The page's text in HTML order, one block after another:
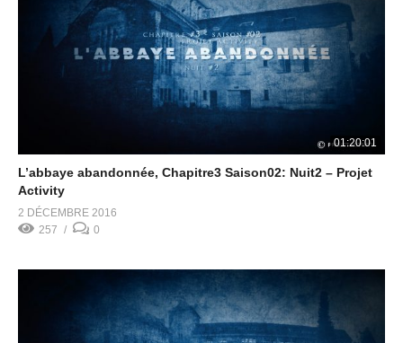
01:20:01
L’abbaye abandonnée, Chapitre3 Saison02: Nuit2 – Projet
Activity
2 DÉCEMBRE 2016
257
0